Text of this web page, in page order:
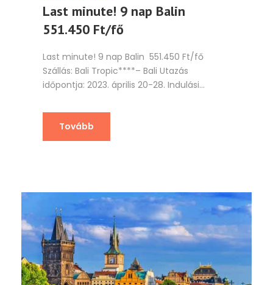
Last minute! 9 nap Balin
551.450 Ft/fő
Last minute! 9 nap Balin 551.450 Ft/fő
Szállás: Bali Tropic****– Bali Utazás
időpontja: 2023. április 20-28. Indulási...
Tovább